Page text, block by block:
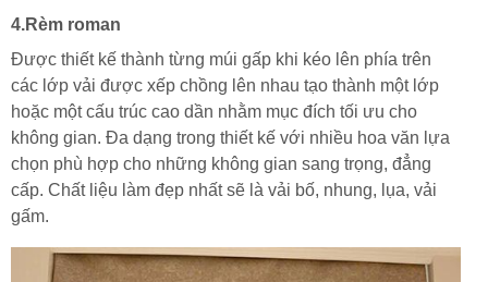
4.Rèm roman
Được thiết kế thành từng múi gấp khi kéo lên phía trên
các lớp vải được xếp chồng lên nhau tạo thành một lớp
hoặc một cấu trúc cao dần nhằm mục đích tối ưu cho
không gian. Đa dạng trong thiết kế với nhiều hoa văn lựa
chọn phù hợp cho những không gian sang trọng, đẳng
cấp. Chất liệu làm đẹp nhất sẽ là vải bố, nhung, lụa, vải
gấm.